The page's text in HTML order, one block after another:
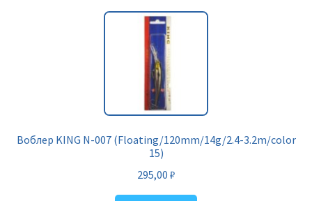
Воблер KING N-007 (Floating/120mm/14g/2.4-3.2m/color
15)
295,00 ₽